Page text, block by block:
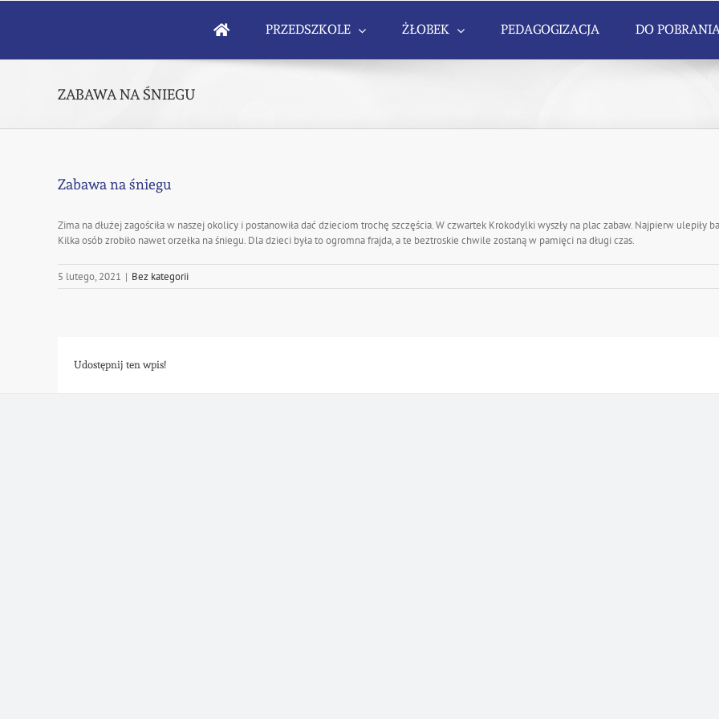
PRZEDSZKOLE ŻŁOBEK PEDAGOGIZACJA DO
ZABAWA NA ŚNIEGU
Zabawa na śniegu
Zima na dłużej zagościła w naszej okolicy i postanowiła dać dzieciom trochę szczęścia. W czwartek Krokodylki wyszły na plac zabaw. Najpierw ulepiły
Kilka osób zrobiło nawet orzełka na śniegu. Dla dzieci była to ogromna frajda, a te beztroskie chwile zostaną w pamięci na długi czas.
5 lutego, 2021 | Bez kategorii
Udostępnij ten wpis!